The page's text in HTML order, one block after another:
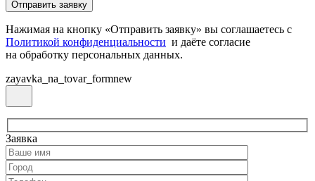
Нажимая на кнопку «Отправить заявку» вы соглашаетесь с
Политикой конфиденциальности и даёте согласие
на обработку персональных данных.
zayavka_na_tovar_formnew
Заявка